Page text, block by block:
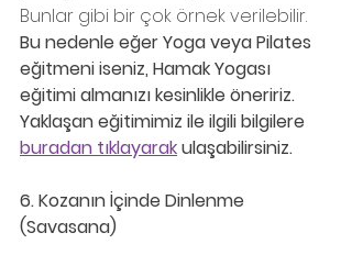
Bunlar gibi bir çok örnek verilebilir.
Bu nedenle eğer Yoga veya Pilates
eğitmeni iseniz, Hamak Yogası
eğitimi almanızı kesinlikle öneririz.
Yaklaşan eğitimimiz ile ilgili bilgilere
buradan tıklayarak ulaşabilirsiniz.
6. Kozanın İçinde Dinlenme
(Savasana)